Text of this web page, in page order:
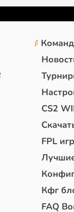
CS2
FPL
Кфг
FAQ